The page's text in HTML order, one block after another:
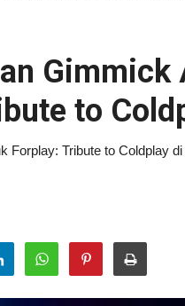
Gimmick
to
Forplay: Tribute to Coldplay